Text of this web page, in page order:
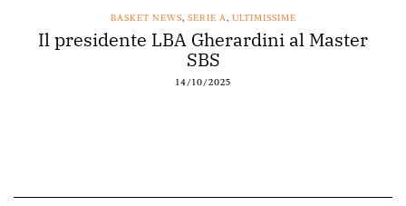
BASKET NEWS,SERIE A, ULTIMISSIME
presidente LBA Gherardini al Master
14/10/2025